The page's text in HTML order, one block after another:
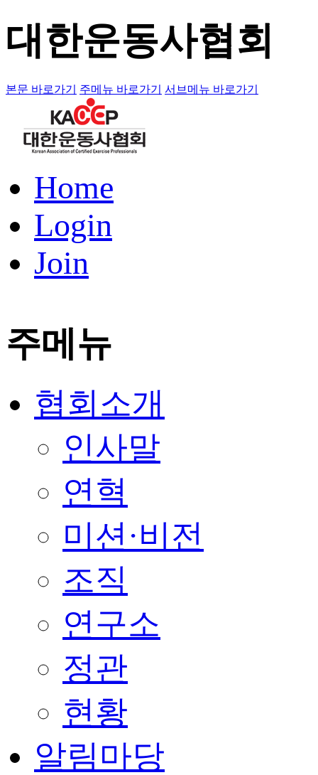
대한운동사협회
본문 바로가기 주메뉴 바로가기 서브메뉴 바로가기
Home
Login
Join
주메뉴
협회소개
인사말
연혁
미션·비전
조직
연구소
정관
현황
알림마당